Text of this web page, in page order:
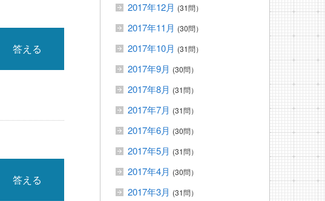
答える
答える
2017年12月 (31問）
2017年11月 (30問）
2017年10月 (31問）
2017年9月 (30問）
2017年8月 (31問）
2017年7月 (31問）
2017年6月 (30問）
2017年5月 (31問）
2017年4月 (30問）
2017年3月 (31問）